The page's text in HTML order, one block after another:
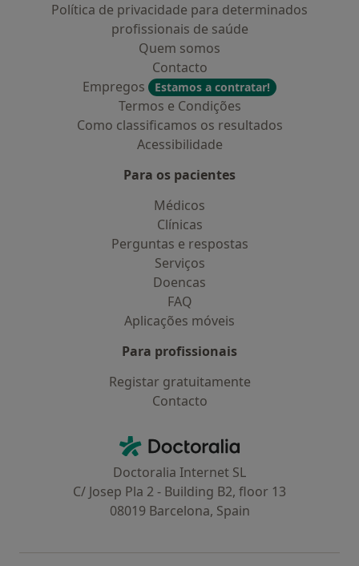
Política de privacidade para determinados
profissionais de saúde
Quem somos
Contacto
Empregos
Estamos a contratar!
Termos e Condições
Como classificamos os resultados
Acessibilidade
Para os pacientes
Médicos
Clínicas
Perguntas e respostas
Serviços
Doencas
FAQ
Aplicações móveis
Para profissionais
Registar gratuitamente
Contacto
Doctoralia - Homepage
Doctoralia Internet SL
C/ Josep Pla 2 - Building B2, floor 13
08019 Barcelona, Spain